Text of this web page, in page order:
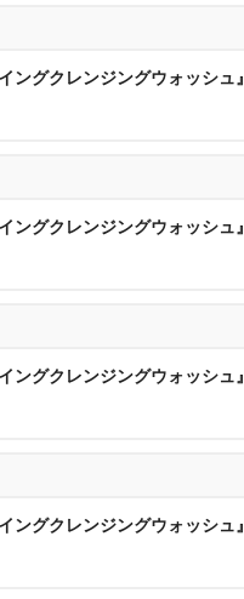
ングクレンジングウォッシュ』
ングクレンジングウォッシュ』
ングクレンジングウォッシュ』
ングクレンジングウォッシュ』